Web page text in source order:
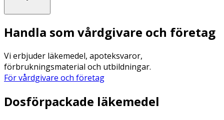
Handla som vårdgivare och företag
Vi erbjuder läkemedel, apoteksvaror,
förbrukningsmaterial och utbildningar.
För vårdgivare och företag
Dosförpackade läkemedel